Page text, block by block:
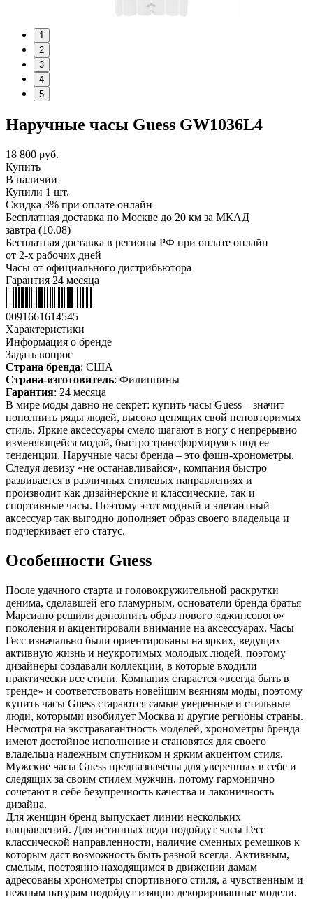
1
2
3
4
5
Наручные часы Guess GW1036L4
18 800 руб.
Купить
В наличии
Купили 1 шт.
Скидка 3% при оплате онлайн
Бесплатная доставка по Москве до 20 км за МКАД
завтра (10.08)
Бесплатная доставка в регионы РФ при оплате онлайн
от 2-х рабочих дней
Часы от официального дистрибьютора
Гарантия 24 месяца
0091661614545
Характеристики
Информация о бренде
Задать вопрос
Страна бренда: США
Страна-изготовитель: Филиппины
Гарантия: 24 месяца
В мире моды давно не секрет: купить часы Guess – значит
пополнить ряды людей, высоко ценящих свой неповторимых
стиль. Яркие аксессуары смело шагают в ногу с непрерывно
изменяющейся модой, быстро трансформируясь под ее
тенденции. Наручные часы бренда – это фэшн-хронометры.
Следуя девизу «не останавливайся», компания быстро
развивается в различных стилевых направлениях и
производит как дизайнерские и классические, так и
спортивные часы. Поэтому этот модный и элегантный
аксессуар так выгодно дополняет образ своего владельца и
подчеркивает его статус.
Особенности Guess
После удачного старта и головокружительной раскрутки
денима, сделавшей его гламурным, основатели бренда братья
Марсиано решили дополнить образ нового «джинсового»
поколения и акцентировали внимание на аксессуарах. Часы
Гесс изначально были ориентированы на ярких, ведущих
активную жизнь и неукротимых молодых людей, поэтому
дизайнеры создавали коллекции, в которые входили
практически все стили. Компания старается «всегда быть в
тренде» и соответствовать новейшим веяниям моды, поэтому
купить часы Guess стараются самые уверенные и стильные
люди, которыми изобилует Москва и другие регионы страны.
Несмотря на экстравагантность моделей, хронометры бренда
имеют достойное исполнение и становятся для своего
владельца надежным спутником и ярким акцентом стиля.
Мужские часы Guess предназначены для уверенных в себе и
следящих за своим стилем мужчин, потому гармонично
сочетают в себе безупречность качества и лаконичность
дизайна.
Для женщин бренд выпускает линии нескольких
направлений. Для истинных леди подойдут часы Гесс
классической направленности, наличие сменных ремешков к
которым даст возможность быть разной всегда. Активным,
смелым, постоянно находящимся в движении дамам
адресованы хронометры спортивного стиля, а чувственным и
нежным натурам подойдут изящно декорированные модели.